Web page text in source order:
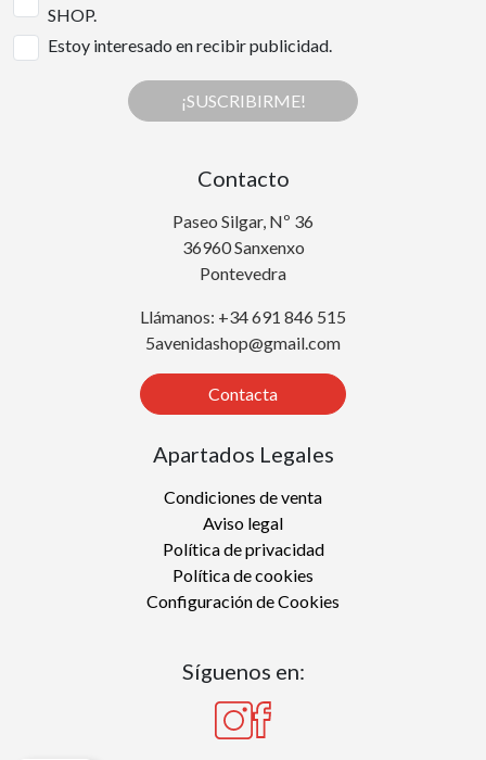
SHOP.
Estoy interesado en recibir publicidad.
¡SUSCRIBIRME!
Contacto
Paseo Silgar, Nº 36
36960 Sanxenxo
Pontevedra
Llámanos: +34 691 846 515
5avenidashop@gmail.com
Contacta
Apartados Legales
Condiciones de venta
Aviso legal
Política de privacidad
Política de cookies
Configuración de Cookies
Síguenos en: